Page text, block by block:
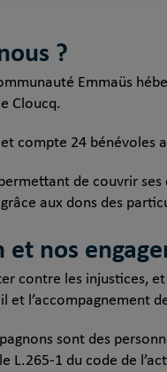
?
Emmaüs
Cloucq.
compte 24 bénévoles
de couvrir
aux dons des
nos
contre les injustices,
et l’accompagnement
sont des
L.265-1 du code de